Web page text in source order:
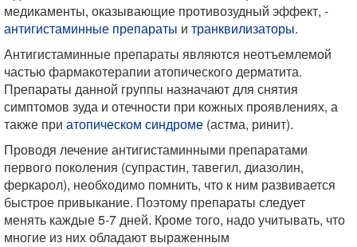
медикаменты, оказывающие противозудный эффект, -
антигистаминные препараты и транквилизаторы.
Антигистаминные препараты являются неотъемлемой
частью фармакотерапии атопического дерматита.
Препараты данной группы назначают для снятия
симптомов зуда и отечности при кожных проявлениях, а
также при атопическом синдроме (астма, ринит).
Проводя лечение антигистаминными препаратами
первого поколения (супрастин, тавегил, диазолин,
феркарол), необходимо помнить, что к ним развивается
быстрое привыкание. Поэтому препараты следует
менять каждые 5-7 дней. Кроме того, надо учитывать, что
многие из них обладают выраженным